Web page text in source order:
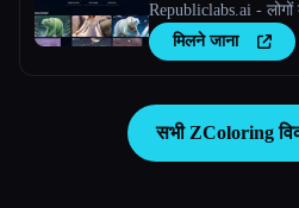
Republiclabs.ai - लोगों
मिलने जाना
सभी ZColoring